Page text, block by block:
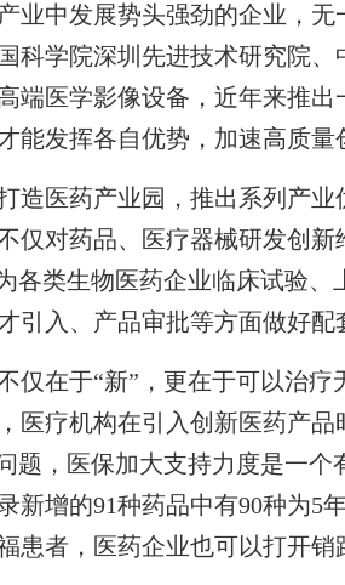
业中发展势头强劲的企业，
科学院深圳先进技术研究院
端医学影像设备，近年来推出
能发挥各自优势，加速高质量
医药产业园，推出系列产业
仅对药品、医疗器械研发创
各类生物医药企业临床试验、
引入、产品审批等方面做好配
仅在于“新”，更在于可以治
医疗机构在引入创新医药产品
题，医保加大支持力度是一个
新增的91种药品中有90种为5
患者，医药企业也可以打开销